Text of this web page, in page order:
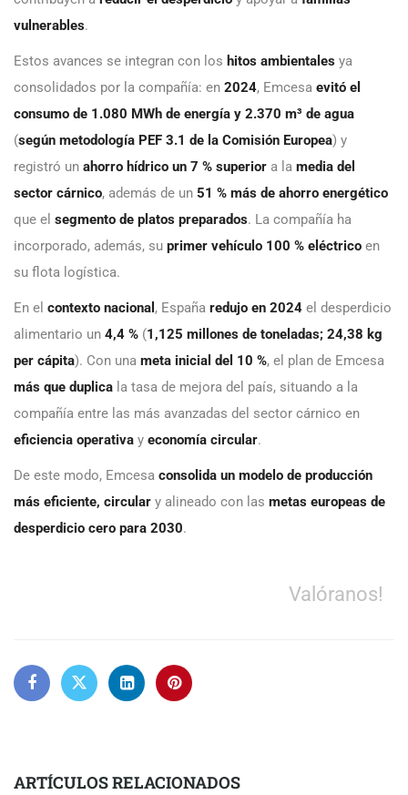
vulnerables.
Estos avances se integran con los hitos ambientales ya
consolidados por la compañía: en 2024, Emcesa evitó el
consumo de 1.080 MWh de energía y 2.370 m³ de agua
(según metodología PEF 3.1 de la Comisión Europea) y
registró un ahorro hídrico un 7 % superior a la media del
sector cárnico, además de un 51 % más de ahorro energético
que el segmento de platos preparados. La compañía ha
incorporado, además, su primer vehículo 100 % eléctrico en
su flota logística.
En el contexto nacional , España redujo en 2024 el desperdicio
alimentario un 4,4 % (1,125 millones de toneladas; 24,38 kg
per cápita). Con una meta inicial del 10 %, el plan de Emcesa
más que duplica la tasa de mejora del país, situando a la
compañía entre las más avanzadas del sector cárnico en
eficiencia operativa y economía circular.
De este modo, Emcesa consolida un modelo de producción
más eficiente, circular y alineado con las metas europeas de
desperdicio cero para 2030.
Valóranos!
ARTÍCULOS RELACIONADOS